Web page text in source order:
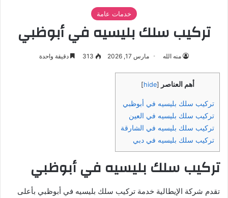
خدمات عامة
تركيب سلك بليسيه في أبوظبي
منه الله مارس 17, 2026 313 دقيقة واحدة
أهم العناصر [
hide
]
تركيب سلك بليسيه في أبوظبي
تركيب سلك بليسيه في العين
تركيب سلك بليسيه في الشارقة
تركيب سلك بليسيه في دبي
تركيب سلك بليسيه في أبوظبي
تقدم شركة الإيطالية خدمة تركيب سلك بليسيه في أبوظبي بأعلى